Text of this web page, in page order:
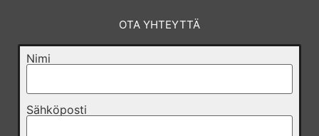
OTA YHTEYTTÄ
Nimi
Sähköposti